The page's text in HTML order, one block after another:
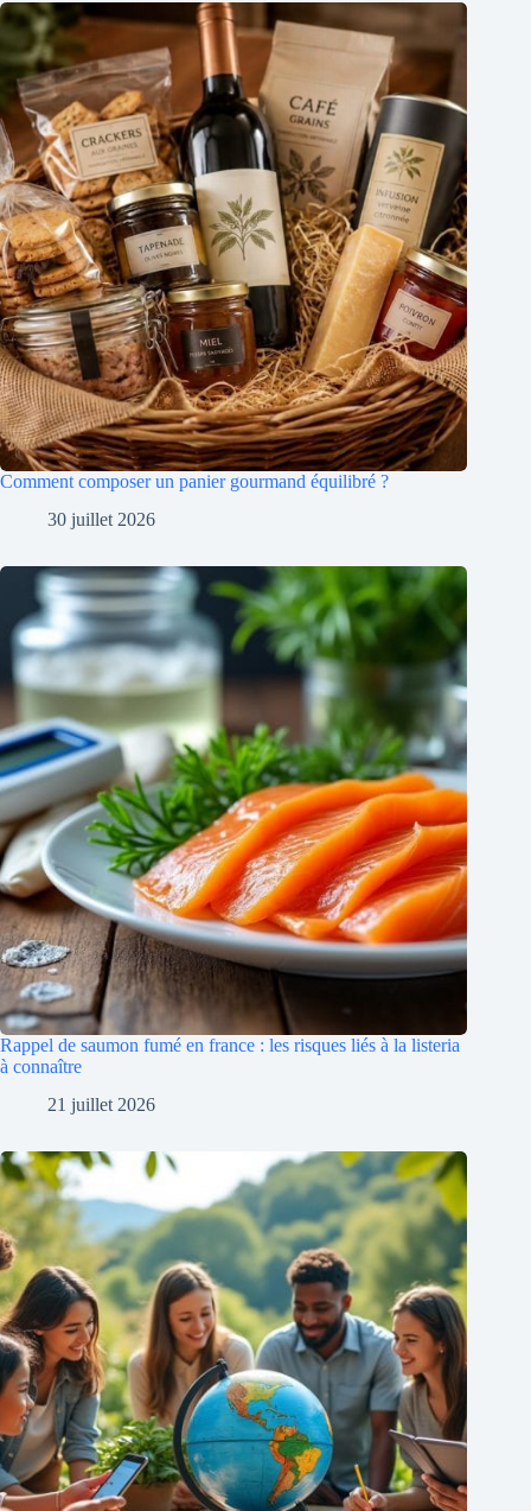
Comment composer un panier gourmand équilibré ?
30 juillet 2026
Rappel de saumon fumé en france : les risques liés à la listeria
à connaître
21 juillet 2026